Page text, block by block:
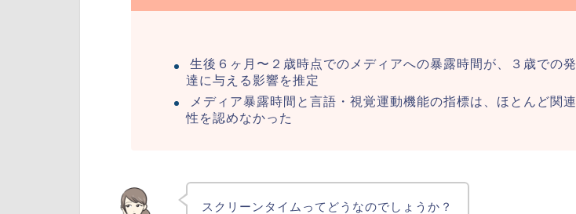
生後６ヶ月〜２歳時点でのメディアへの暴露時間が、３歳での発
達に与える影響を推定
メディア暴露時間と言語・視覚運動機能の指標は、ほとんど関連
性を認めなかった
スクリーンタイムってどうなのでしょうか？